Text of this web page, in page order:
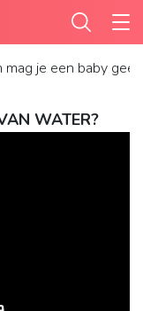
mag je een baby
WATER?